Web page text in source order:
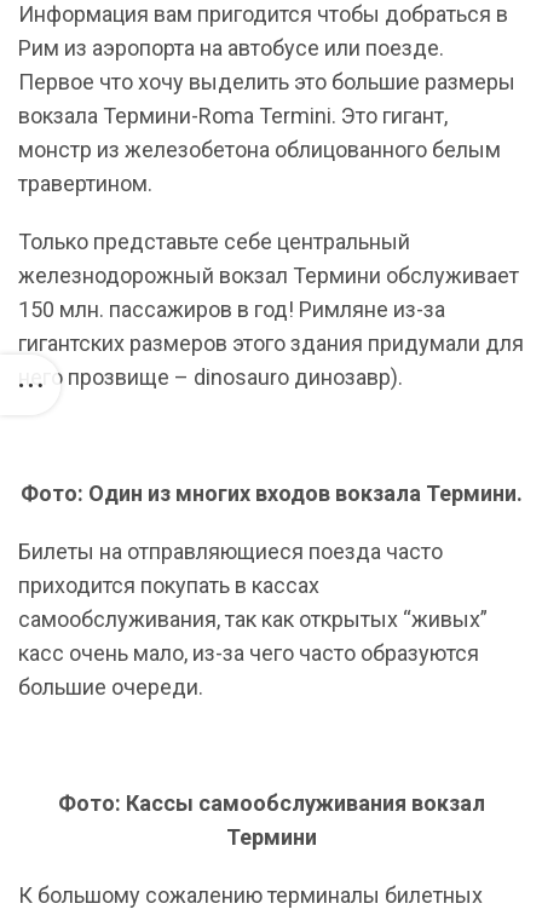
Информация вам пригодится чтобы добраться в
Рим из аэропорта на автобусе или поезде.
Первое что хочу выделить это большие размеры
вокзала Термини-Roma Termini. Это гигант,
монстр из железобетона облицованного белым
травертином.
Только представьте себе центральный
железнодорожный вокзал Термини обслуживает
150 млн. пассажиров в год! Римляне из-за
гигантских размеров этого здания придумали для
него прозвище – dinosauro динозавр).
Фото: Один из многих входов вокзала Термини.
Билеты на отправляющиеся поезда часто
приходится покупать в кассах
самообслуживания, так как открытых “живых”
касс очень мало, из-за чего часто образуются
большие очереди.
Фото: Кассы самообслуживания вокзал
Термини
К большому сожалению терминалы билетных